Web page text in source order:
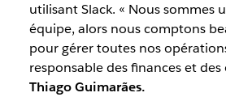
utilisant Slack. « Nous sommes
équipe, alors nous comptons
pour gérer toutes nos
responsable des finances et
Thiago Guimarães.